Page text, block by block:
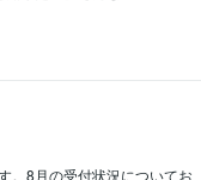
。8月の受付状況についてお